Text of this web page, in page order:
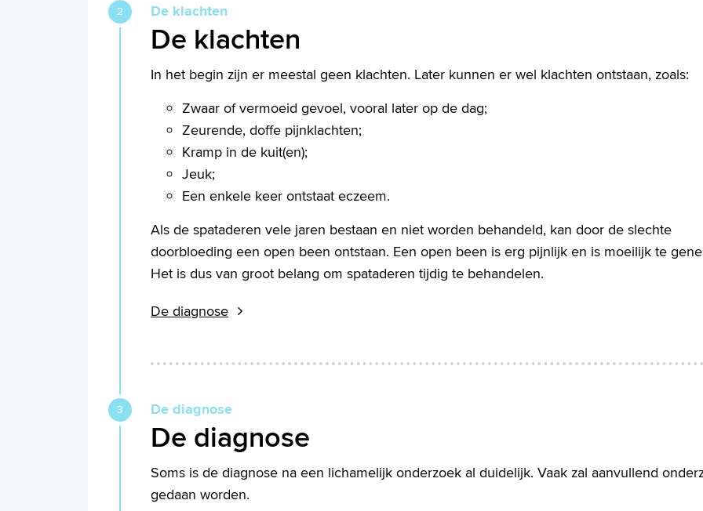
De klachten
De klachten
In het begin zijn er meestal geen klachten. Later kunnen er wel klachten ontstaan, zoals:
Zwaar of vermoeid gevoel, vooral later op de dag;
Zeurende, doffe pijnklachten;
Kramp in de kuit(en);
Jeuk;
Een enkele keer ontstaat eczeem.
Als de spataderen vele jaren bestaan en niet worden behandeld, kan door de slechte
doorbloeding een open been ontstaan. Een open been is erg pijnlijk en is moeilijk te
Het is dus van groot belang om spataderen tijdig te behandelen.
De diagnose
De diagnose
De diagnose
Soms is de diagnose na een lichamelijk onderzoek al duidelijk. Vaak zal aanvullend
gedaan worden.